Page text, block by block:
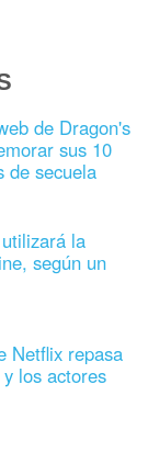
de Dragon's
sus 10
de secuela
la
según un
Netflix repasa
los actores